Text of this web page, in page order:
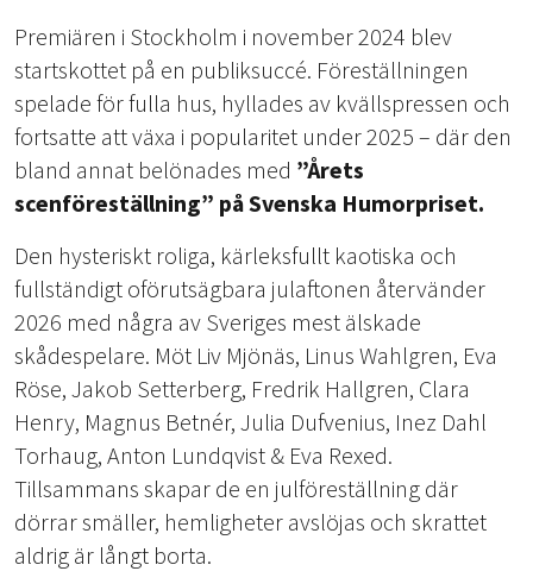
Premiären i Stockholm i november 2024 blev
startskottet på en publiksuccé. Föreställningen
spelade för fulla hus, hyllades av kvällspressen och
fortsatte att växa i popularitet under 2025 – där den
bland annat belönades med ”Årets
scenföreställning” på Svenska Humorpriset.
Den hysteriskt roliga, kärleksfullt kaotiska och
fullständigt oförutsägbara julaftonen återvänder
2026 med några av Sveriges mest älskade
skådespelare. Möt Liv Mjönäs, Linus Wahlgren, Eva
Röse, Jakob Setterberg, Fredrik Hallgren, Clara
Henry, Magnus Betnér, Julia Dufvenius, Inez Dahl
Torhaug, Anton Lundqvist & Eva Rexed.
Tillsammans skapar de en julföreställning där
dörrar smäller, hemligheter avslöjas och skrattet
aldrig är långt borta.